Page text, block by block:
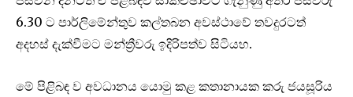
6.30 ට පාර්ලිමේන්තුව කල්තබන අවස්ථාවේ තවදුරටත්
අදහස් දැක්වීමට මන්ත්‍රීවරු ඉදිරිපත්ව සිටියහ.
මේ පිළිබඳ ව අවධානය යොමු කළ කතානායක කරු ජයසූරිය